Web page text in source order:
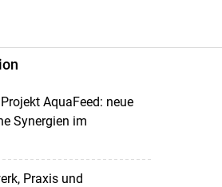
AquaFeed: neue
Synergien im
Praxis und